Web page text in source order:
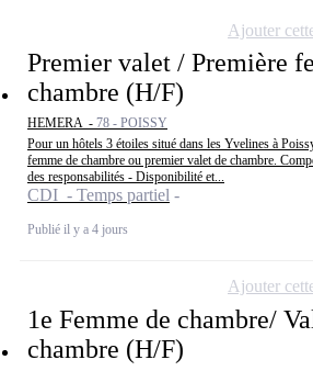
Premier valet / Première
chambre (H/F)
HEMERA - 78 - POISSY
Pour un hôtels 3 étoiles situé dans les Yvelines à
femme de chambre ou premier valet de chambre.
des responsabilités - Disponibilité et...
CDI - Temps partiel
Publié il y a 4 jours
Ajouter
1e Femme de chambre/
chambre (H/F)
Ajouter